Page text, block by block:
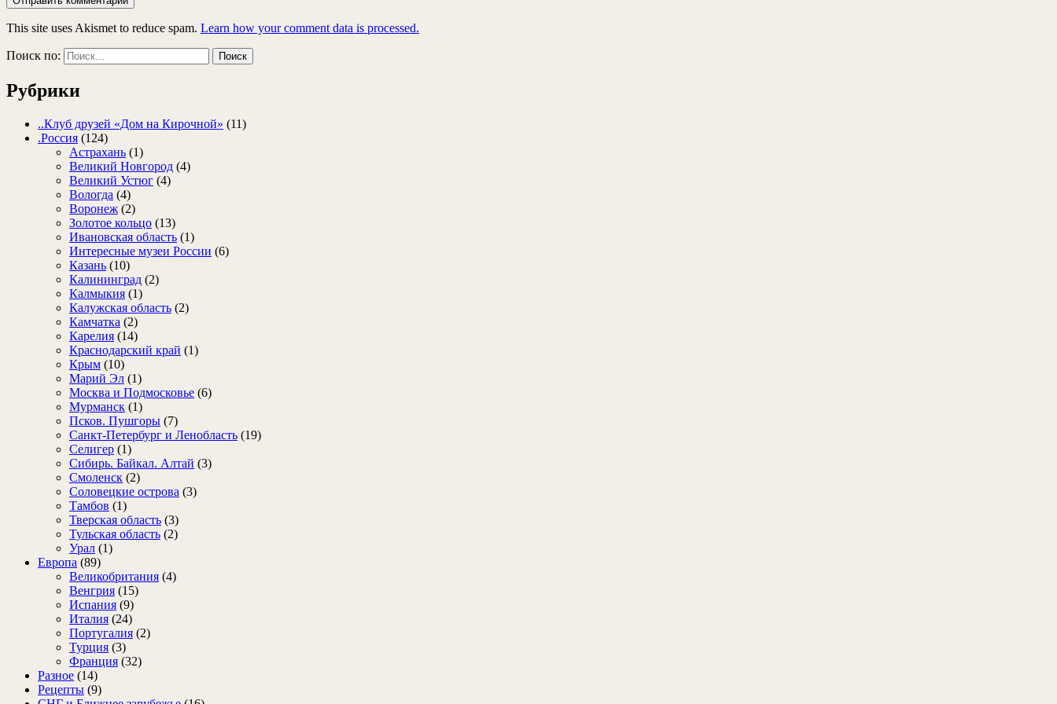
This site uses Akismet to reduce spam. Learn how your comment data is processed.
Поиск по:
Рубрики
..Клуб друзей «Дом на Кирочной» (11)
.Россия (124)
Астрахань (1)
Великий Новгород (4)
Великий Устюг (4)
Вологда (4)
Воронеж (2)
Золотое кольцо (13)
Ивановская область (1)
Интересные музеи России (6)
Казань (10)
Калининград (2)
Калмыкия (1)
Калужская область (2)
Камчатка (2)
Карелия (14)
Краснодарский край (1)
Крым (10)
Марий Эл (1)
Москва и Подмосковье (6)
Мурманск (1)
Псков. Пушгоры (7)
Санкт-Петербург и Ленобласть (19)
Селигер (1)
Сибирь. Байкал. Алтай (3)
Смоленск (2)
Соловецкие острова (3)
Тамбов (1)
Тверская область (3)
Тульская область (2)
Урал (1)
Европа (89)
Великобритания (4)
Венгрия (15)
Испания (9)
Италия (24)
Португалия (2)
Турция (3)
Франция (32)
Разное (14)
Рецепты (9)